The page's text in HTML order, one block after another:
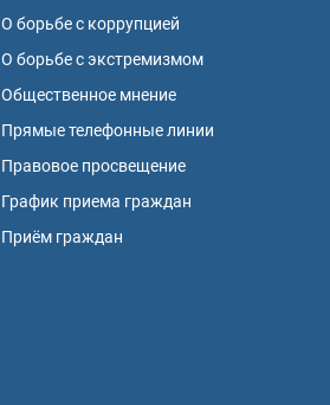
О борьбе с коррупцией
О борьбе с экстремизмом
Общественное мнение
Прямые телефонные линии
Правовое просвещение
График приема граждан
Приём граждан